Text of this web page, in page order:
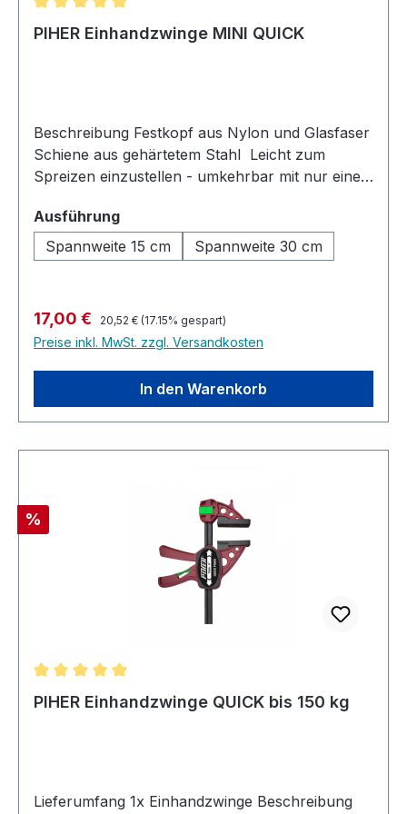
Durchschnittliche Bewertung von 5 von 5 Sternen
PIHER Einhandzwinge MINI QUICK
Beschreibung Festkopf aus Nylon und Glasfaser
Schiene aus gehärtetem Stahl Leicht zum
Spreizen einzustellen - umkehrbar mit nur einem
Produktinformationen Spannkraft bis zu 75 kg
Schiene: 14 x 4,5 mm Spannweite: 15 bzw. 30
cm Ausladung: 6 cm Spannweite beim Spreizen:
Ausführungauswählen
Spannweite 15 cm
Spannweite 30 cm
Verkaufspreis:
17,00 € Regulärer Preis:
20,52 € (17.15% gespart)
Preise inkl. MwSt. zzgl. Versandkosten
In den Warenkorb
Rabatt
%
Durchschnittliche Bewertung von 5 von 5 Sternen
PIHER Einhandzwinge QUICK bis 150 kg
Lieferumfang 1x Einhandzwinge Beschreibung